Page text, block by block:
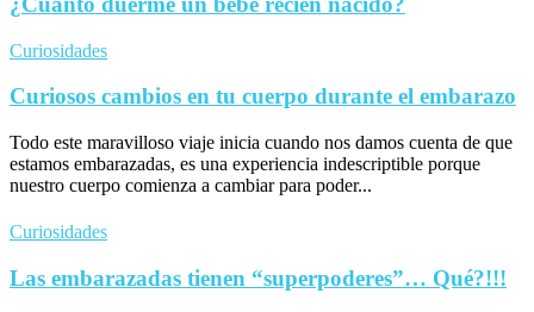
Curiosidades
Curiosos cambios en tu cuerpo durante el embarazo
Todo este maravilloso viaje inicia cuando nos damos cuenta de que
estamos embarazadas, es una experiencia indescriptible porque
nuestro cuerpo comienza a cambiar para poder...
Curiosidades
Las embarazadas tienen “superpoderes”… Qué?!!!